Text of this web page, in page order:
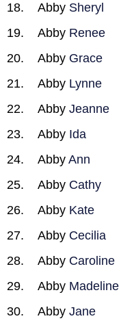
Abby Sheryl
Abby Renee
Abby Grace
Abby Lynne
Abby Jeanne
Abby Ida
Abby Ann
Abby Cathy
Abby Kate
Abby Cecilia
Abby Caroline
Abby Madeline
Abby Jane